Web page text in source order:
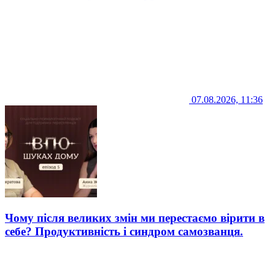
07.08.2026, 11:36
Чому після великих змін ми перестаємо вірити в
себе? Продуктивність і синдром самозванця.